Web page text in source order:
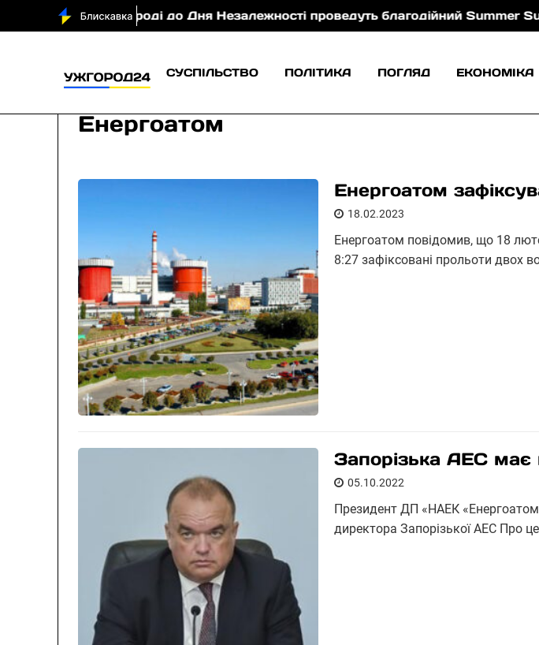
В Ужгороді до Дня Незалежності проведуть благодійний Summer Support Fest
СУСПІЛЬСТВО ПОЛІТИКА ПОГЛЯД ЕКОНОМІКА
Енергоатом
Енергоатом
18.02.2023
Енергоатом повідомив, що 18
8:27 зафіксовані прольоти двох
Запорізька АЕС має
05.10.2022
Президент ДП «НАЕК
директора Запорізької АЕС Про